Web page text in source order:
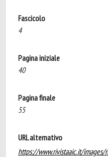
Fascicolo
4
Pagina iniziale
40
Pagina finale
55
URL alternativo
https://www.rivistaaic.it/images/